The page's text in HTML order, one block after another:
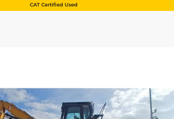
CAT Certified Used